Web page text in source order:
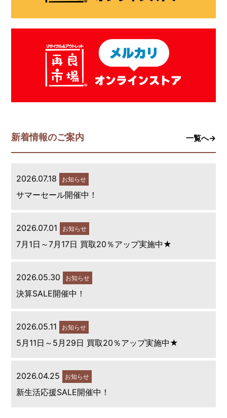
新着情報のご案内 一覧へ→
2026.07.18 お知らせ
サマーセール開催中！
2026.07.01 お知らせ
7月1日～7月17日 買取20％アップ実施中★
2026.05.30 お知らせ
決算SALE開催中！
2026.05.11 お知らせ
5月11日～5月29日 買取20％アップ実施中★
2026.04.25 お知らせ
新生活応援SALE開催中！